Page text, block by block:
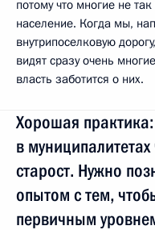
потому что многие не
население. Когда мы,
внутрипоселковую
видят сразу очень
власть заботится о них.
Хорошая
в
старост. Нужно
опытом с тем,
первичным